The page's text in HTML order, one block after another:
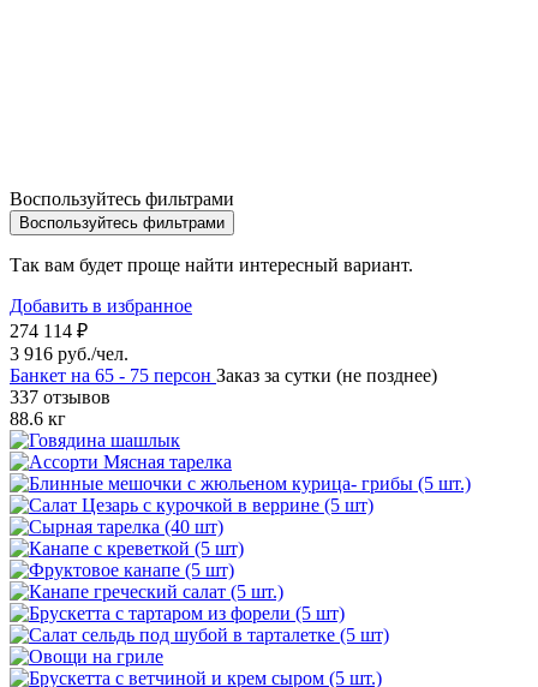
Воспользуйтесь фильтрами
Воспользуйтесь фильтрами
Так вам будет проще найти интересный вариант.
Добавить в избранное
274 114 ₽
3 916 руб./чел.
Банкет на 65 - 75 персон Заказ за сутки (не позднее)
337 отзывов
88.6 кг